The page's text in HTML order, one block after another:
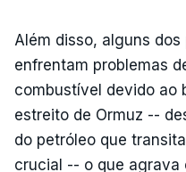
Além disso, alguns
enfrentam problemas
combustível devido ao
estreito de Ormuz --
do petróleo que
crucial -- o que agrava